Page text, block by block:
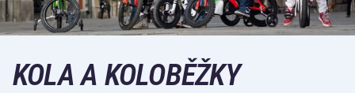
KOLA A KOLOBĚŽKY